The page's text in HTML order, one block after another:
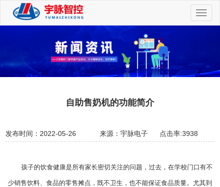
切
换
自助售奶机的功能简介
发布时间：2022-05-26 来源：宇脉电子 点击率:3938
孩子的饮食健康是所有家长密切关注的问题，过去，在学校门口有不
少销售饮料、食品的零售摊点，既不卫生，也不能保证食品质量。尤其到